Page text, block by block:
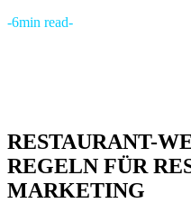
-6min read-
RESTAURANT-
REGELN FÜR
MARKETING